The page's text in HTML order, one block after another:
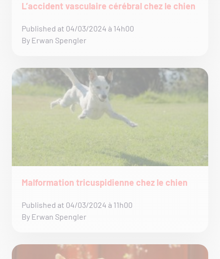
L’accident vasculaire cérébral chez le chien
Published at 04/03/2024 à 14h00
By Erwan Spengler
Malformation tricuspidienne chez le chien
Published at 04/03/2024 à 11h00
By Erwan Spengler